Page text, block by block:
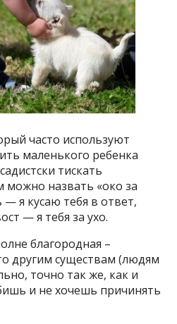
часто используют
маленького ребенка
тискать
назвать «око за
я кусаю тебя в ответ,
— я тебя за ухо.
благородная –
другим существам (людям
точно так же, как и
и не хочешь причинять